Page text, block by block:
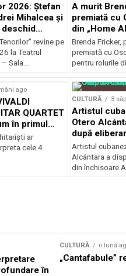
2026: Ștefan
Mihalcea și
deschid
TNB
revine pe
la Teatrul
Sala...
A murit
premiată cu
din „Home
Brenda Fricker,
premiată cu
pentru rolurile
ago
QUARTET
în primul
ar
cele 4
CULTURĂ 3
Artistul
Otero
după
Artistul
Alcántara a
din închisoare
în
CULTURĂ o lună
„Cantafabule”